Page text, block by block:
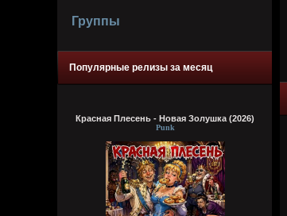
Группы
Популярные релизы за месяц
Красная Плесень - Новая Золушка (2026)
Punk